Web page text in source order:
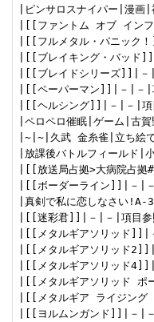
|ピンサロスナイパー|漫画|
|[[ファントム オブ イン
|[[フルメタル・パニック
|[[ブレイキング・バッド
|[[ブレイドシリーズ]]|－|
|[[ペーパーマン]]|－|－|
|[[ヘルシング]]|－|－|項
|ペロペロ催眠|ゲーム|
|~|~|久武 金糸雀|立ち絵
|放課後バトルフィール
|[[放送局占拠>大病院占
|[[ボーダーライン]]|－|
|真剣で私に恋しなさい!A-
|[[迷彩君]]|－|－|項目参
|[[メタルギアソリッド]]|
|[[メタルギアソリッド
|[[メタルギアソリッド
|[[メタルギアソリッド ポ
|[[メタルギア ライジン
|[[ヨルムンガンド]]|－|